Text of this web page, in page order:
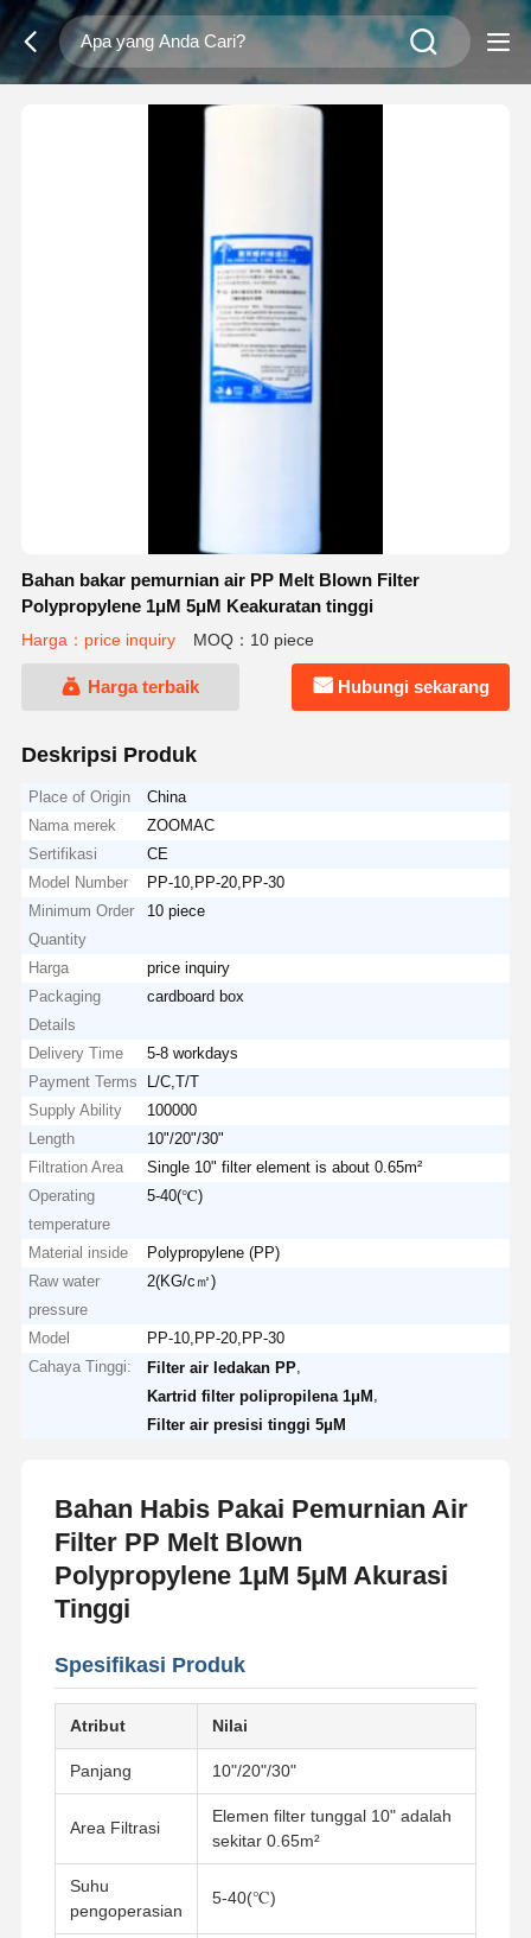
Bahan bakar pemurnian air PP Melt Blown Filter
Polypropylene 1μM 5μM Keakuratan tinggi
Harga：price inquiry MOQ：10 piece
Harga terbaik Hubungi sekarang
Deskripsi Produk
Place of Origin
China
Nama merek
ZOOMAC
Sertifikasi
CE
Model Number
PP-10,PP-20,PP-30
Minimum Order
Quantity
10 piece
Harga
price inquiry
Packaging
Details
cardboard box
Delivery Time
5-8 workdays
Payment Terms
L/C,T/T
Supply Ability
100000
Length
10"/20"/30"
Filtration Area
Single 10" filter element is about 0.65m²
Operating
temperature
5-40(℃)
Material inside
Polypropylene (PP)
Raw water
pressure
2(KG/c㎡)
Model
PP-10,PP-20,PP-30
Cahaya Tinggi:
Filter air ledakan PP
Kartrid filter polipropilena 1μM
Filter air presisi tinggi 5μM
Bahan Habis Pakai Pemurnian Air
Filter PP Melt Blown
Polypropylene 1μM 5μM Akurasi
Tinggi
Spesifikasi Produk
Atribut Nilai
Panjang 10"/20"/30"
Area Filtrasi
Elemen filter tunggal 10" adalah
sekitar 0.65m²
Suhu
pengoperasian
5-40(℃)